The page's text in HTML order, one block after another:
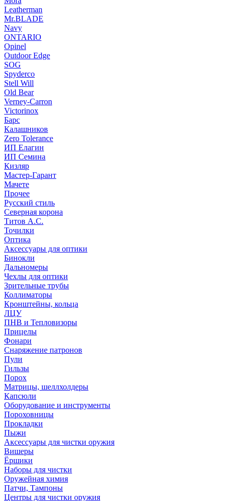
Leatherman
Mr.BLADE
Navy
ONTARIO
Opinel
Outdoor Edge
SOG
Spyderco
Stell Will
Old Bear
Verney-Carron
Victorinox
Барс
Калашников
Zero Tolerance
ИП Елагин
ИП Семина
Кизляр
Мастер-Гарант
Мачете
Прочее
Русский стиль
Северная корона
Титов А.С.
Точилки
Оптика
Аксессуары для оптики
Бинокли
Дальномеры
Чехлы для оптики
Зрительные трубы
Коллиматоры
Кронштейны, кольца
ЛЦУ
ПНВ и Тепловизоры
Прицелы
Фонари
Снаряжение патронов
Пули
Гильзы
Порох
Матрицы, шеллхолдеры
Капсюли
Оборудование и инструменты
Пороховницы
Прокладки
Пыжи
Аксессуары для чистки оружия
Вишеры
Ёршики
Наборы для чистки
Оружейная химия
Патчи, Тампоны
Центры для чистки оружия